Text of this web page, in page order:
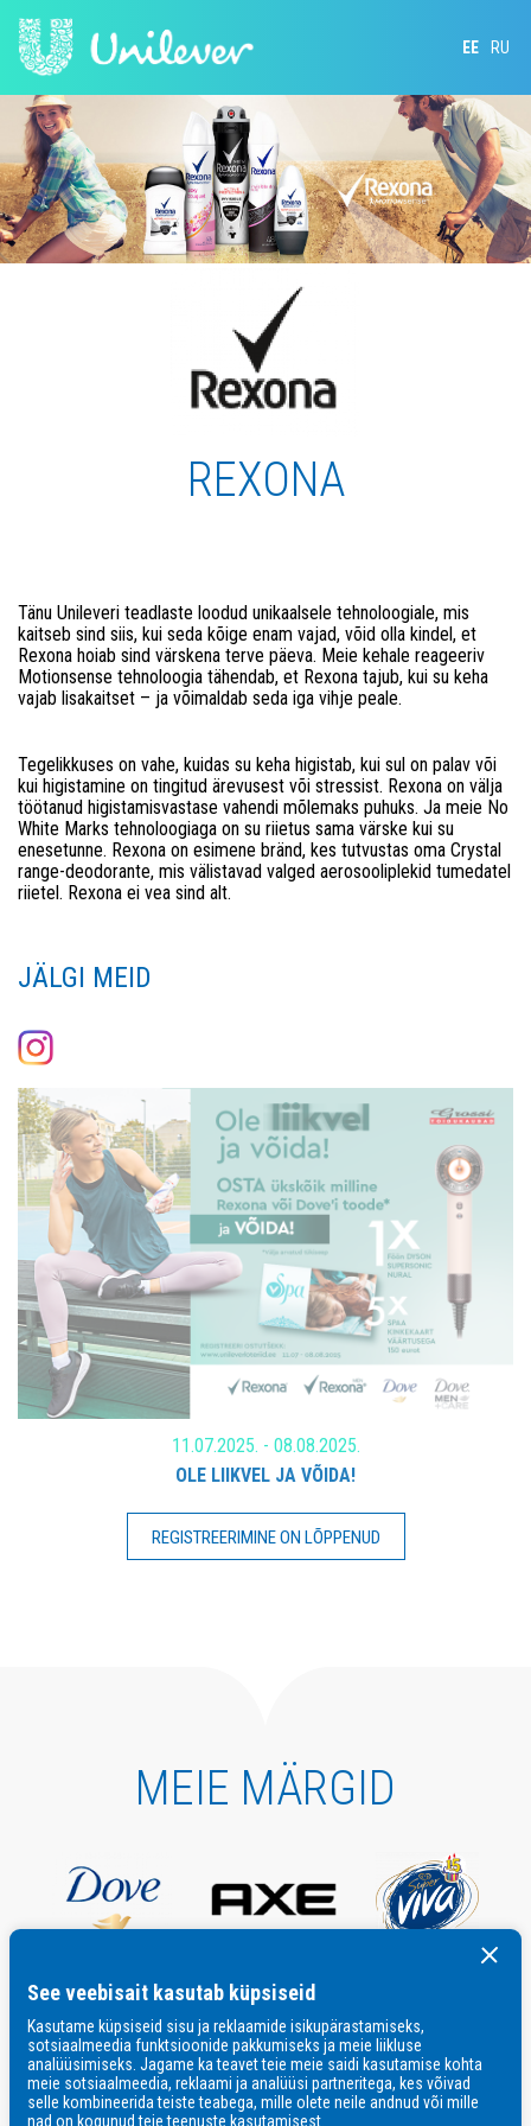
See veebisait kasutab küpsiseid
Kasutame küpsiseid sisu ja reklaamide isikupärastamiseks,
sotsiaalmeedia funktsioonide pakkumiseks ja meie liikluse
analüüsimiseks. Jagame ka teavet teie meie saidi kasutamise kohta
meie sotsiaalmeedia, reklaami ja analüüsi partneritega, kes võivad
selle kombineerida teiste teabega, mille olete neile andnud või mille
nad on kogunud teie teenuste kasutamisest.
EE RU
REXONA
Tänu Unileveri teadlaste loodud unikaalsele tehnoloogiale, mis
kaitseb sind siis, kui seda kõige enam vajad, võid olla kindel, et
Rexona hoiab sind värskena terve päeva. Meie kehale reageeriv
Motionsense tehnoloogia tähendab, et Rexona tajub, kui su keha
vajab lisakaitset – ja võimaldab seda iga vihje peale.
Tegelikkuses on vahe, kuidas su keha higistab, kui sul on palav või
kui higistamine on tingitud ärevusest või stressist. Rexona on välja
töötanud higistamisvastase vahendi mõlemaks puhuks. Ja meie No
White Marks tehnoloogiaga on su riietus sama värske kui su
enesetunne. Rexona on esimene bränd, kes tutvustas oma Crystal
range-deodorante, mis välistavad valged aerosooliplekid tumedatel
riietel. Rexona ei vea sind alt.
JÄLGI MEID
11.07.2025. - 08.08.2025.
OLE LIIKVEL JA VÕIDA!
REGISTREERIMINE ON LÕPPENUD
MEIE MÄRGID